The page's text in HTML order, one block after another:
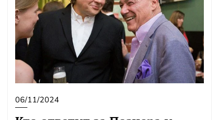
06/11/2024